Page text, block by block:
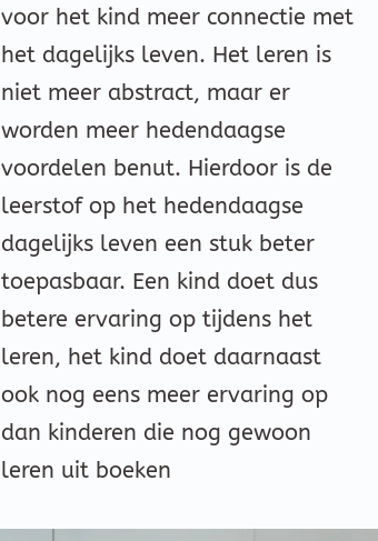
voor het kind meer connectie met
het dagelijks leven. Het leren is
niet meer abstract, maar er
worden meer hedendaagse
voordelen benut. Hierdoor is de
leerstof op het hedendaagse
dagelijks leven een stuk beter
toepasbaar. Een kind doet dus
betere ervaring op tijdens het
leren, het kind doet daarnaast
ook nog eens meer ervaring op
dan kinderen die nog gewoon
leren uit boeken